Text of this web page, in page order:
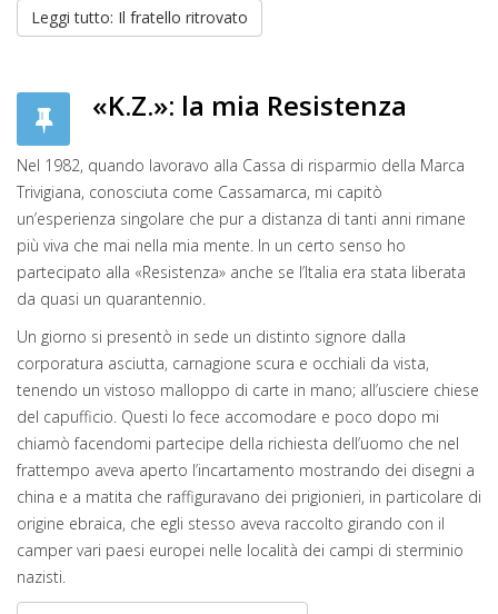
Leggi tutto: Il fratello ritrovato
«K.Z.»: la mia Resistenza
Nel 1982, quando lavoravo alla Cassa di risparmio della Marca
Trivigiana, conosciuta come Cassamarca, mi capitò
un’esperienza singolare che pur a distanza di tanti anni rimane
più viva che mai nella mia mente. In un certo senso ho
partecipato alla «Resistenza» anche se l’Italia era stata liberata
da quasi un quarantennio.
Un giorno si presentò in sede un distinto signore dalla
corporatura asciutta, carnagione scura e occhiali da vista,
tenendo un vistoso malloppo di carte in mano; all’usciere chiese
del capufficio. Questi lo fece accomodare e poco dopo mi
chiamò facendomi partecipe della richiesta dell’uomo che nel
frattempo aveva aperto l’incartamento mostrando dei disegni a
china e a matita che raffiguravano dei prigionieri, in particolare di
origine ebraica, che egli stesso aveva raccolto girando con il
camper vari paesi europei nelle località dei campi di sterminio
nazisti.